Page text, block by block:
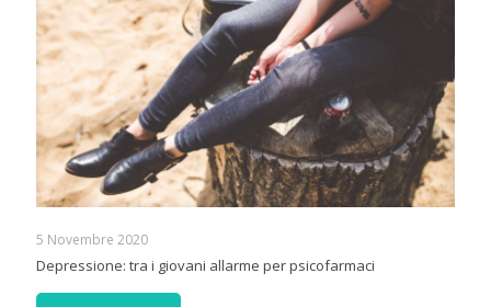
5 Novembre 2020
Depressione: tra i giovani allarme per psicofarmaci